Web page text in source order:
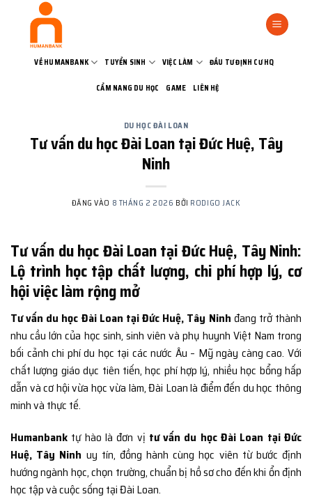
VỀ HUMANBANK TUYỂN SINH VIỆC LÀM ĐẦU TƯ ĐỊNH CƯ HQ
CẨM NANG DU HỌC GAME LIÊN HỆ
DU HỌC ĐÀI LOAN
Tư vấn du học Đài Loan tại Đức Huệ, Tây
Ninh
ĐĂNG VÀO 8 THÁNG 2 2026 BỞI RODIGO JACK
Tư vấn du học Đài Loan tại Đức Huệ, Tây Ninh:
Lộ trình học tập chất lượng, chi phí hợp lý, cơ
hội việc làm rộng mở
Tư vấn du học Đài Loan tại Đức Huệ, Tây Ninh đang trở thành
nhu cầu lớn của học sinh, sinh viên và phụ huynh Việt Nam trong
bối cảnh chi phí du học tại các nước Âu – Mỹ ngày càng cao. Với
chất lượng giáo dục tiên tiến, học phí hợp lý, nhiều học bổng hấp
dẫn và cơ hội vừa học vừa làm, Đài Loan là điểm đến du học thông
minh và thực tế.
Humanbank tự hào là đơn vị tư vấn du học Đài Loan tại Đức
Huệ, Tây Ninh uy tín, đồng hành cùng học viên từ bước định
hướng ngành học, chọn trường, chuẩn bị hồ sơ cho đến khi ổn định
học tập và cuộc sống tại Đài Loan.